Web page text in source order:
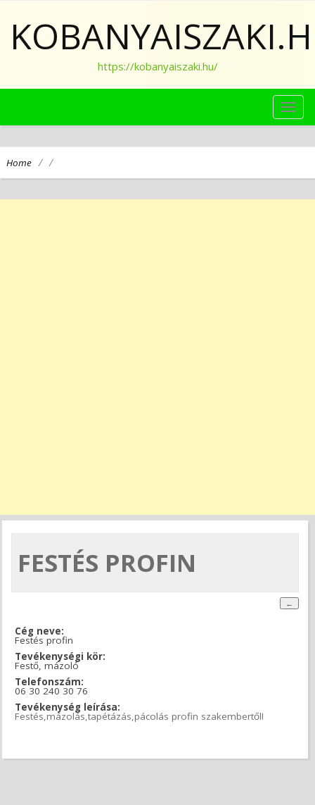
https://kobanyaiszaki.hu/
Home / /
FESTÉS PROFIN
Cég neve:
Festés profin
Tevékenységi kör:
Festő, mázoló
Telefonszám:
06 30 240 30 76
Tevékenység leírása:
Festés,mázolás,tapétázás,pácolás profin szakembertől!